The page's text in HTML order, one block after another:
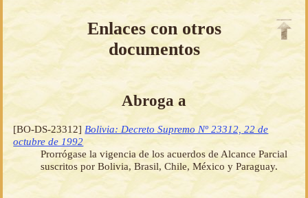
Enlaces con otros
documentos
Abroga a
[BO-DS-23312] Bolivia: Decreto Supremo Nº 23312, 22 de
octubre de 1992
Prorrógase la vigencia de los acuerdos de Alcance Parcial
suscritos por Bolivia, Brasil, Chile, México y Paraguay.